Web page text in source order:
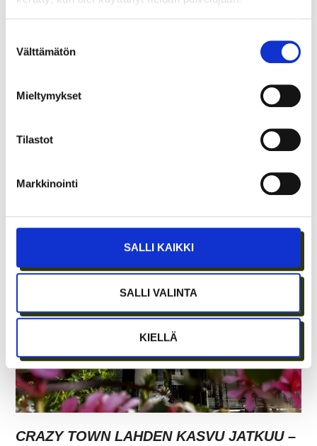
valinta
Välttämätön
Mieltymykset
Tilastot
Markkinointi
SALLI KAIKKI
SALLI VALINTA
KIELLÄ
ETÄTYÖN HONEYMOON-VAIHE ON OHI –
PARHAAT IDEAT SYNTYVÄT EDELLEEN
CRAZY TOWN LAHDEN KASVU JATKUU –